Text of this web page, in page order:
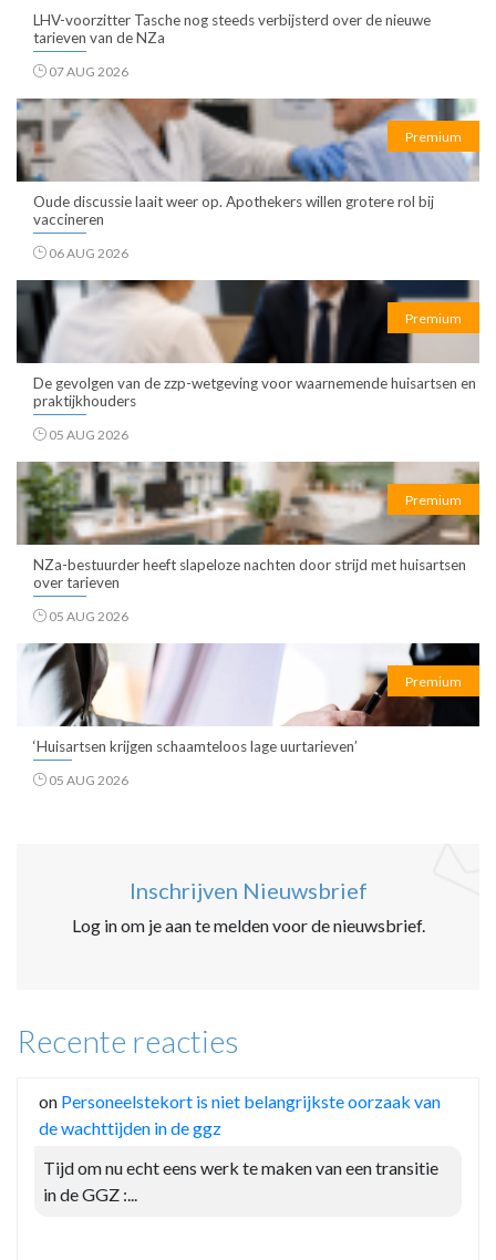
LHV-voorzitter Tasche nog steeds verbijsterd over de nieuwe
tarieven van de NZa
07 AUG 2026
Premium
Oude discussie laait weer op. Apothekers willen grotere rol bij
vaccineren
06 AUG 2026
Premium
De gevolgen van de zzp-wetgeving voor waarnemende huisartsen en
praktijkhouders
05 AUG 2026
Premium
NZa-bestuurder heeft slapeloze nachten door strijd met huisartsen
over tarieven
05 AUG 2026
Premium
‘Huisartsen krijgen schaamteloos lage uurtarieven’
05 AUG 2026
Inschrijven Nieuwsbrief
Log in om je aan te melden voor de nieuwsbrief.
Recente reacties
on Personeelstekort is niet belangrijkste oorzaak van
de wachttijden in de ggz
Tijd om nu echt eens werk te maken van een transitie
in de GGZ :...